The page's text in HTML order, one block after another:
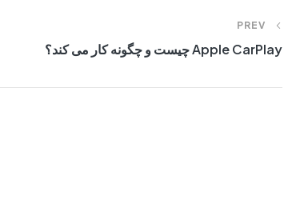
PREV
Apple CarPlay چیست و چگونه کار می کند؟